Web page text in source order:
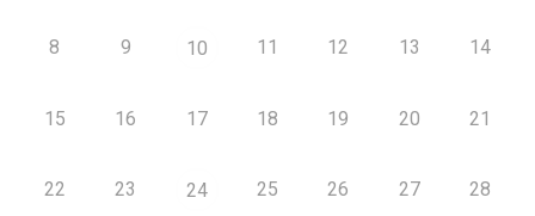
8 9 10 11 12 13 14
15 16 17 18 19 20 21
22 23 24 25 26 27 28